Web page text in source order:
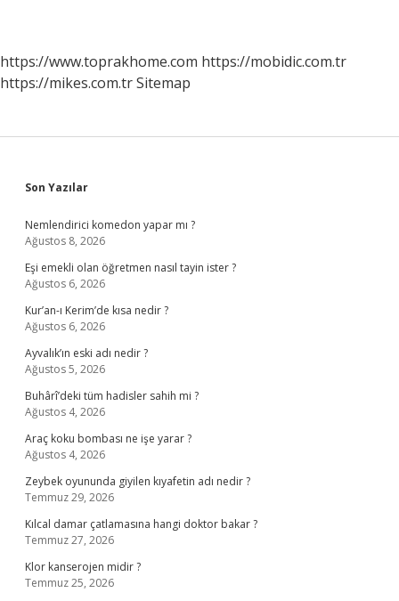
https://www.toprakhome.com https://mobidic.com.tr
https://mikes.com.trSitemap
Sidebar
Son Yazılar
Nemlendirici komedon yapar mı ?
Ağustos 8, 2026
Eşi emekli olan öğretmen nasıl tayin ister ?
Ağustos 6, 2026
Kur’an-ı Kerim’de kısa nedir ?
Ağustos 6, 2026
Ayvalık’ın eski adı nedir ?
Ağustos 5, 2026
Buhârî’deki tüm hadisler sahih mi ?
Ağustos 4, 2026
Araç koku bombası ne işe yarar ?
Ağustos 4, 2026
Zeybek oyununda giyilen kıyafetin adı nedir ?
Temmuz 29, 2026
Kılcal damar çatlamasına hangi doktor bakar ?
Temmuz 27, 2026
Klor kanserojen midir ?
Temmuz 25, 2026